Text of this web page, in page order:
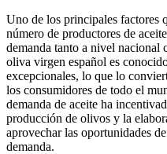
Uno de los principales factores
número de productores de
demanda tanto a nivel nacional
oliva virgen español es
excepcionales, lo que lo
los consumidores de todo el
demanda de aceite ha
producción de olivos y la
aprovechar las oportunidades
demanda.